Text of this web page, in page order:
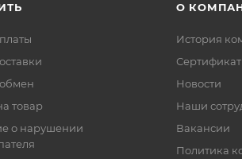
товар
о нарушении
О
История
Новости
Наши
Вакансии
Политика